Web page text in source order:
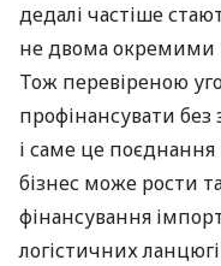
дедалі частіше
не двома окремими
Тож перевіреною
профінансувати без
і саме це поєднання
бізнес може рости
фінансування
логістичних